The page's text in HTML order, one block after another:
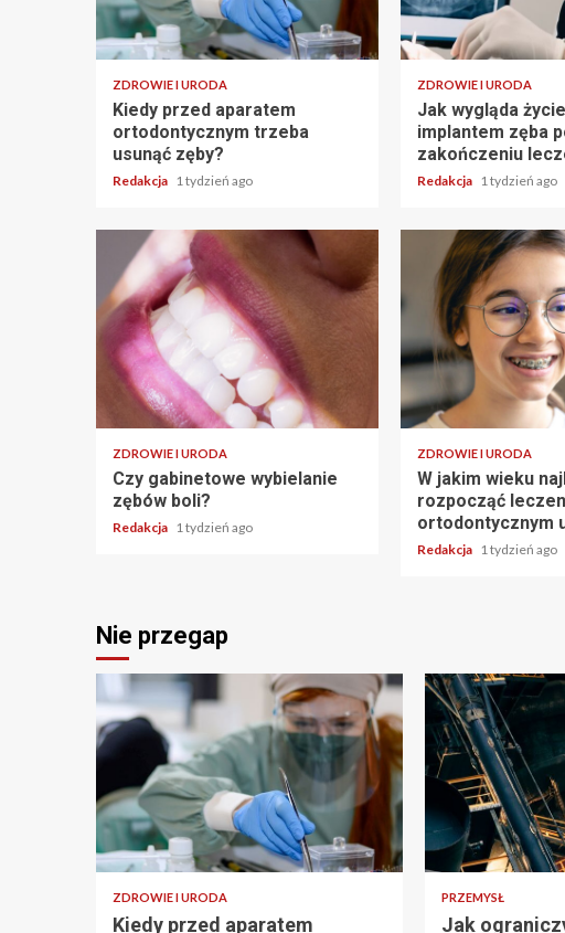
ZDROWIE I URODA
Kiedy przed aparatem
ortodontycznym trzeba
usunąć zęby?
Redakcja 1 tydzień ago
ZDROWIE I URODA
Jak wygląda
implantem zęba
zakończeniu
Redakcja 1 tydzień ago
ZDROWIE I URODA
Czy gabinetowe wybielanie
zębów boli?
Redakcja 1 tydzień ago
ZDROWIE I URODA
W jakim wieku
rozpocząć
ortodontycznym
Redakcja 1 tydzień ago
Nie przegap
ZDROWIE I URODA
Kiedy przed aparatem
PRZEMYSŁ
Jak